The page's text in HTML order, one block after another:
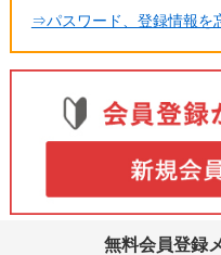
⇒パスワード、登録情報を
無料会員登録